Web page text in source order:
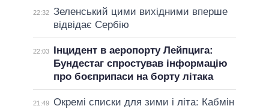
22:32 Зеленський цими вихідними вперше
відвідає Сербію
22:03
Інцидент в аеропорту Лейпцига:
Бундестаг спростував інформацію
про боєприпаси на борту літака
21:49 Окремі списки для зими і літа: Кабмін